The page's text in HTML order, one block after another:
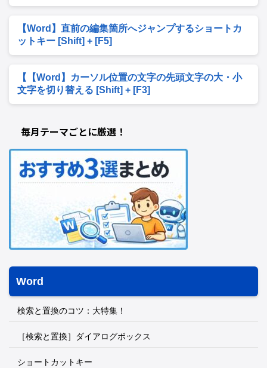
【Word】直前の編集箇所へジャンプするショートカ
ットキー [Shift] + [F5]
【【Word】カーソル位置の文字の先頭文字の大・小
文字を切り替える [Shift] + [F3]
毎月テーマごとに厳選！
Word
検索と置換のコツ：大特集！
［検索と置換］ダイアログボックス
ショートカットキー